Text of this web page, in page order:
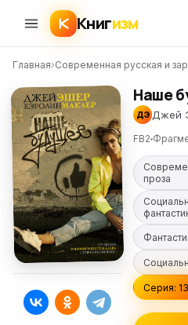
Книгизм
Главная›Современная русская и
Наше
ДЭ Джей
FB2
проза
Серия: